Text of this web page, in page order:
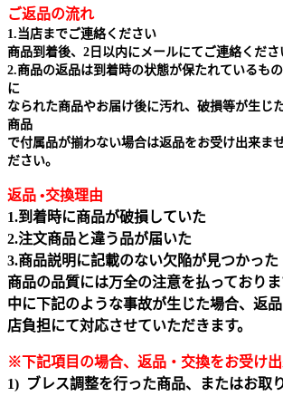
ご返品の流れ
1.当店までご連絡ください
商品到着後、2日以内にメールにてご連絡くださ
2.商品の返品は到着時の状態が保たれているも
に
なられた商品やお届け後に汚れ、破損等が生じ
商品
で付属品が揃わない場合は返品をお受け出来ま
ださい。
返品 •交換理由
1.到着時に商品が破損していた
2.注文商品と違う品が届いた
3.商品説明に記載のない欠陥が見つかった
商品の品質には万全の注意を払っており
中に下記のような事故が生じた場合、返
店負担にて対応させていただきます。
※下記項目の場合、返品・交換をお受け出
1) ブレス調整を行った商品、またはお取